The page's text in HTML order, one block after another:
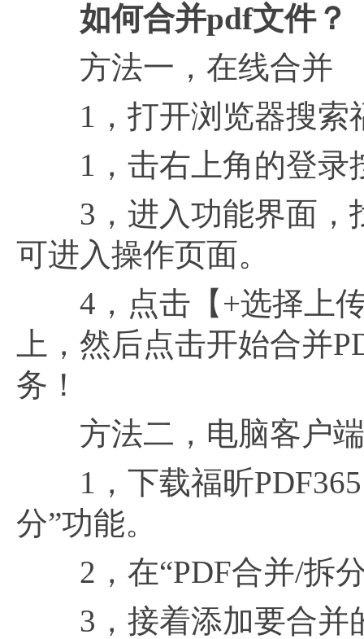
如何合并pdf文件？
方法一，在线合并
1，打开浏览器搜索
1，击右上角的登录
3，进入功能界面，
可进入操作页面。
4，点击【+选择上传
上，然后点击开始合并
务！
方法二，电脑客户端
1，下载福昕PDF365
分”功能。
2，在“PDF合并/拆分
3，接着添加要合并